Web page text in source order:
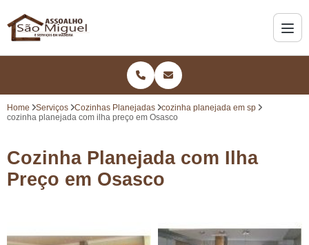
Home Serviços Cozinhas Planejadas
cozinha planejada em sp
cozinha planejada com ilha preço em Osasco
Cozinha Planejada com Ilha
Preço em Osasco